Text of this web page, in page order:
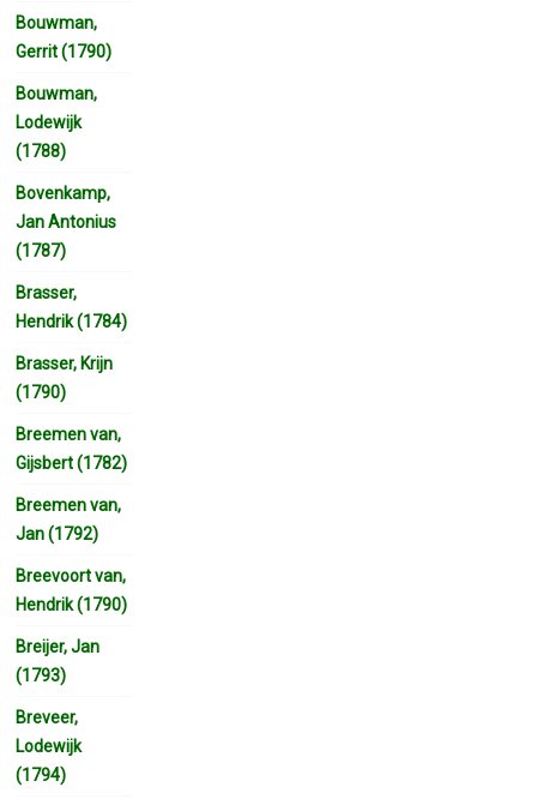
Bouwman,
Gerrit (1790)
Bouwman,
Lodewijk
(1788)
Bovenkamp,
Jan Antonius
(1787)
Brasser,
Hendrik (1784)
Brasser, Krijn
(1790)
Breemen van,
Gijsbert (1782)
Breemen van,
Jan (1792)
Breevoort van,
Hendrik (1790)
Breijer, Jan
(1793)
Breveer,
Lodewijk
(1794)